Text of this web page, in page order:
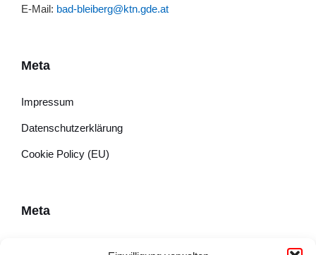
E-Mail: bad-bleiberg@ktn.gde.at
Meta
Impressum
Datenschutzerklärung
Cookie Policy (EU)
Meta